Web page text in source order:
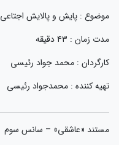
موضوع : پایش و پالایش اجتاعی
مدت زمان : ۴۳ دقیقه
کارگردان : محمد جواد رئیسی
تهیه کننده : محمدجواد رئیسی
مستند «عاشقی» – سانس سوم